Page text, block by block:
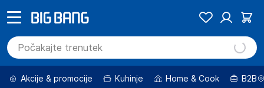
Akcije & promocije Kuhinje Home & Cook B2B